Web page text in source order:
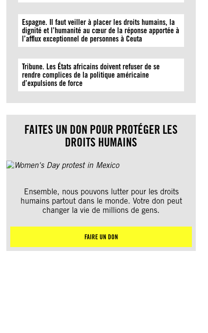
Espagne. Il faut veiller à placer les droits humains, la
dignité et l’humanité au cœur de la réponse apportée à
l’afflux exceptionnel de personnes à Ceuta
Tribune. Les États africains doivent refuser de se
rendre complices de la politique américaine
d’expulsions de force
FAITES UN DON POUR PROTÉGER LES
DROITS HUMAINS
Ensemble, nous pouvons lutter pour les droits
humains partout dans le monde. Votre don peut
changer la vie de millions de gens.
FAIRE UN DON